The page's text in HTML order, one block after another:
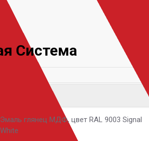
Система
Эмаль глянец МДФ, цвет RAL 9003 Signal
White